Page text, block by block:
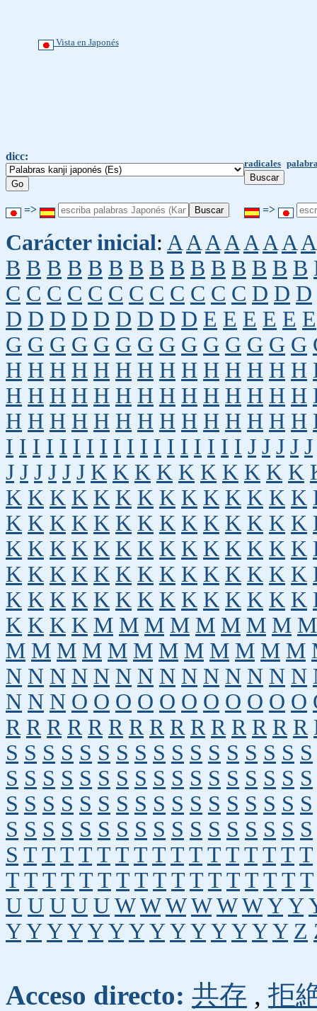
Vista en Japonés
dicc:
radicales
=> =>
Carácter inicial: A A A A A A A A
B B B B B B B B B B B B B B B
C C C C C C C C C C C C D D D
D D D D D D D D D E E E E E E
G G G G G G G G G G G G G G
H H H H H H H H H H H H H H
H H H H H H H H H H H H H H
H H H H H H H H H H H H H H
I I I I I I I I I I I I I I I I I I J J J J J
J J J J J J K K K K K K K K K K
K K K K K K K K K K K K K K
K K K K K K K K K K K K K K
K K K K K K K K K K K K K K
K K K K K K K K K K K K K K
K K K K K K K K K K K K K K
K K K K M M M M M M M M M
M M M M M M M M M M M M
N N N N N N N N N N N N N N
N N N O O O O O O O O O O O
R R R R R R R R R R R R R R R
S S S S S S S S S S S S S S S S S
S S S S S S S S S S S S S S S S S
S S S S S S S S S S S S S S S S S
S S S S S S S S S S S S S S S S S
S T T T T T T T T T T T T T T T T
T T T T T T T T T T T T T T T T T
U U U U U W W W W W W Y Y
Y Y Y Y Y Y Y Y Y Y Y Y Y Y Z
Acceso directo: 共存 , 拒